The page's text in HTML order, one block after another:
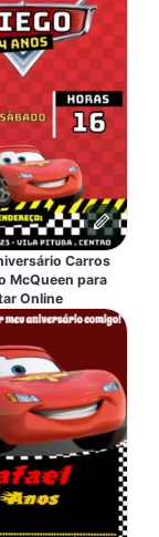
Carros
McQueen para
Online